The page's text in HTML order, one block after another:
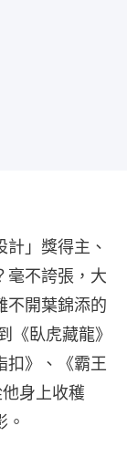
」獎得主、
毫不誇張，大
不開葉錦添的
《臥虎藏龍》
扣》、《霸王
身上收穫